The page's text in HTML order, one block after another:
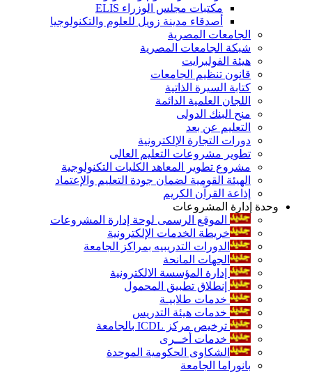
مكتبات مجلس الوزراء ELIS
أصدقاء مدينة زويل للعلوم والتكنولوجيا
الجامعات المصرية
شبكة الجامعات المصرية
هيئة الفولبرايت
قانون تنظيم الجامعات
كتابة السيرة الذاتية
اللجان العلمية الدائمة
منح البنك الدولى
التعليم عن بعد
دورات التجارة الإلكترونية
تطوير مشروعات التعليم العالى
مشروع تطوير المعاهد الكليات التكنولوجية
الهيئة القومية لضمان جودة التعليم والإعتماد
إذاعة القرآن الكريم
وحدة إدارة المشروعات
الموقع الرسمى لوحة إدارة المشروعات
خريطة الخدمات الإلكترونية
الدورات التدريبيه بمراكز الجامعة
الجهات المانحة
إدارة المؤسسة الالكترونية
إنطلاق تطبيق المحمول
خدمات طلابيـة
خدمات هيئة التدريس
ترخيص مركز ICDL بالجامعة
خدمات أخــرى
الشكاوى الحكومية الموحدة
بانوراما الجامعة